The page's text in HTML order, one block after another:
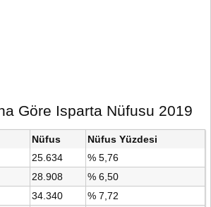
Göre Isparta Nüfusu 2019
Nüfus
Nüfus Yüzdesi
25.634
% 5,76
28.908
% 6,50
34.340
% 7,72